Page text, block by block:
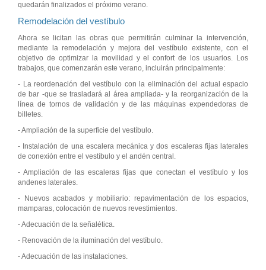
quedarán finalizados el próximo verano.
Remodelación del vestíbulo
Ahora se licitan las obras que permitirán culminar la intervención,
mediante la remodelación y mejora del vestíbulo existente, con el
objetivo de optimizar la movilidad y el confort de los usuarios. Los
trabajos, que comenzarán este verano, incluirán principalmente:
- La reordenación del vestíbulo con la eliminación del actual espacio
de bar -que se trasladará al área ampliada- y la reorganización de la
línea de tornos de validación y de las máquinas expendedoras de
billetes.
- Ampliación de la superficie del vestíbulo.
- Instalación de una escalera mecánica y dos escaleras fijas laterales
de conexión entre el vestíbulo y el andén central.
- Ampliación de las escaleras fijas que conectan el vestíbulo y los
andenes laterales.
- Nuevos acabados y mobiliario: repavimentación de los espacios,
mamparas, colocación de nuevos revestimientos.
- Adecuación de la señalética.
- Renovación de la iluminación del vestíbulo.
- Adecuación de las instalaciones.